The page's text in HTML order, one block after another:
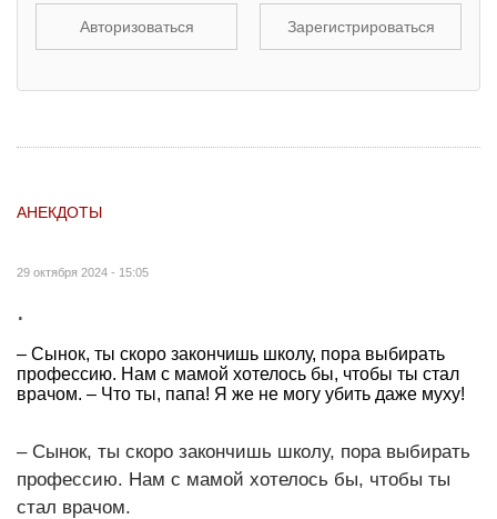
Авторизоваться Зарегистрироваться
АНЕКДОТЫ
29 октября 2024 - 15:05
.
– Сынок, ты скоро закончишь школу, пора выбирать
профессию. Нам с мамой хотелось бы, чтобы ты стал
врачом. – Что ты, папа! Я же не могу убить даже муху!
– Сынок, ты скоро закончишь школу, пора выбирать
профессию. Нам с мамой хотелось бы, чтобы ты
стал врачом.